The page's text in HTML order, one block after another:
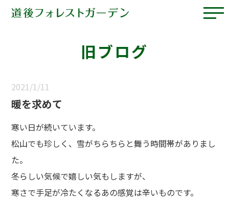
旧ブログ
2021/1/11
暖を求めて
寒い日が続いています。
松山でも珍しく、雪がちらちらと舞う時間帯がありまし
た。
冬らしい気候で嬉しい気もしますが、
寒さで手足が冷たくなるあの感覚は辛いものです。